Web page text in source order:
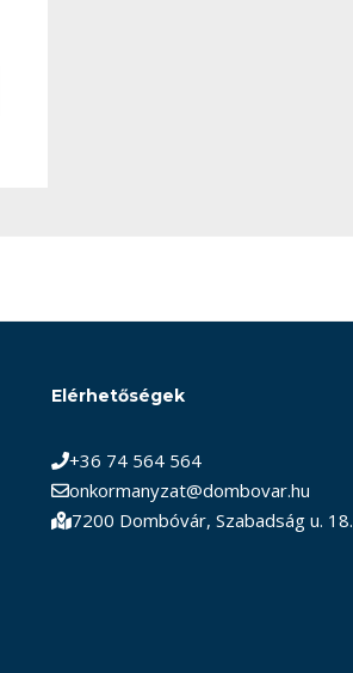
Elérhetőségek
+36 74 564 564
onkormanyzat@dombovar.hu
7200 Dombóvár, Szabadság u. 18.